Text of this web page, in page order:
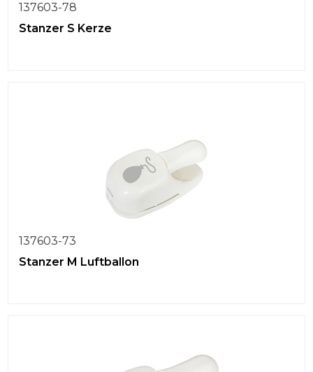
137603-78
Stanzer S Kerze
137603-73
Stanzer M Luftballon